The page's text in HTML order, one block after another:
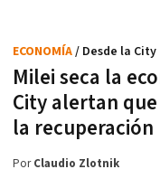
Milei seca la
City alertan
la recuperación
ECONOMÍA/ Desde la City
PorClaudio Zlotnik